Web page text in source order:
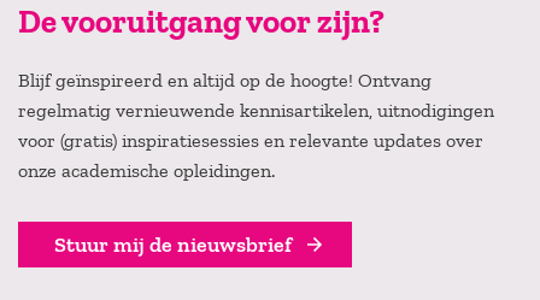
De vooruitgang voor zijn?
Blijf geïnspireerd en altijd op de hoogte! Ontvang
regelmatig vernieuwende kennisartikelen, uitnodigingen
voor (gratis) inspiratiesessies en relevante updates over
onze academische opleidingen.
Stuur mij de nieuwsbrief